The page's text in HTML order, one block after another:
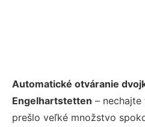
Automatické otváranie
Engelhartstetten – nechajte
prešlo veľké množstvo